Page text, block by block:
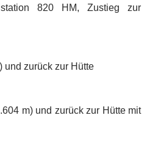
820 HM, Zustieg zur
und zurück zur Hütte
m) und zurück zur Hütte mit